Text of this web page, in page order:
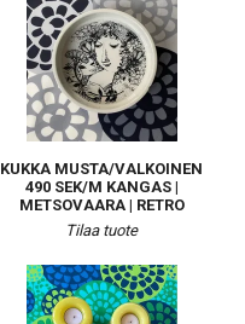
KUKKA MUSTA/VALKOINEN
490 SEK/M KANGAS |
METSOVAARA | RETRO
Tilaa tuote